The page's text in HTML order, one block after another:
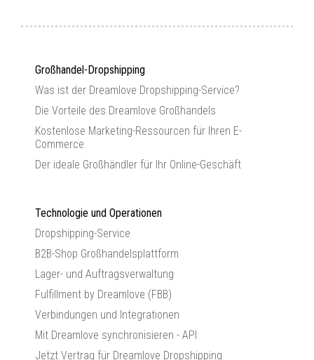
Großhandel-Dropshipping
Was ist der Dreamlove Dropshipping-Service?
Die Vorteile des Dreamlove Großhandels
Kostenlose Marketing-Ressourcen für Ihren E-
Commerce
Der ideale Großhändler für Ihr Online-Geschäft
Technologie und Operationen
Dropshipping-Service
B2B-Shop Großhandelsplattform
Lager- und Auftragsverwaltung
Fulfillment by Dreamlove (FBB)
Verbindungen und Integrationen
Mit Dreamlove synchronisieren - API
Jetzt Vertrag für Dreamlove Dropshipping